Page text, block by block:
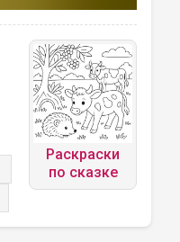
Раскраски
по сказке